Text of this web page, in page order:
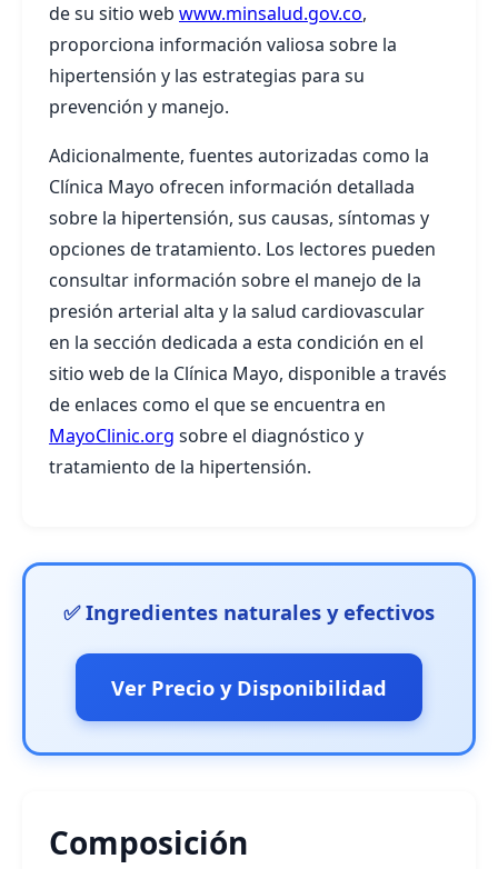
de su sitio web www.minsalud.gov.co,
proporciona información valiosa sobre la
hipertensión y las estrategias para su
prevención y manejo.
Adicionalmente, fuentes autorizadas como la
Clínica Mayo ofrecen información detallada
sobre la hipertensión, sus causas, síntomas y
opciones de tratamiento. Los lectores pueden
consultar información sobre el manejo de la
presión arterial alta y la salud cardiovascular
en la sección dedicada a esta condición en el
sitio web de la Clínica Mayo, disponible a través
de enlaces como el que se encuentra en
MayoClinic.org sobre el diagnóstico y
tratamiento de la hipertensión.
✅ Ingredientes naturales y efectivos
Ver Precio y Disponibilidad
Composición